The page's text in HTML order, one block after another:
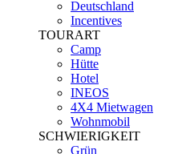
Deutschland
Incentives
TOURART
Camp
Hütte
Hotel
INEOS
4X4 Mietwagen
Wohnmobil
SCHWIERIGKEIT
Grün